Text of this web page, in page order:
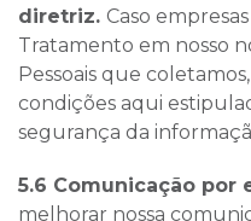
diretriz. Caso
Tratamento em nosso
Pessoais que
condições aqui
segurança da
5.6 Comunicação por
melhorar nossa